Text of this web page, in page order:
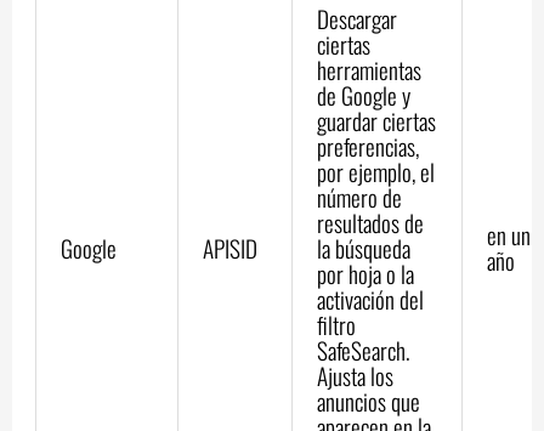
Google APISID
Descargar
ciertas
herramientas
de Google y
guardar ciertas
preferencias,
por ejemplo, el
número de
resultados de
la búsqueda
por hoja o la
activación del
filtro
SafeSearch.
Ajusta los
anuncios que
en un
año